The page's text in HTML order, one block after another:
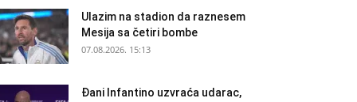
Ulazim na stadion da raznesem
Mesija sa četiri bombe
07.08.2026. 15:13
Đani Infantino uzvraća udarac,